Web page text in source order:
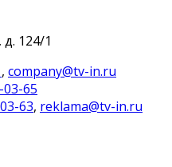
124/1
, company@tv-in.ru
03-65
63, reklama@tv-in.ru